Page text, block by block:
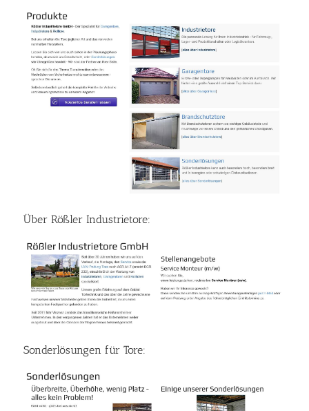
Über Rößler Industrietore:
Sonderlösungen für Tore: